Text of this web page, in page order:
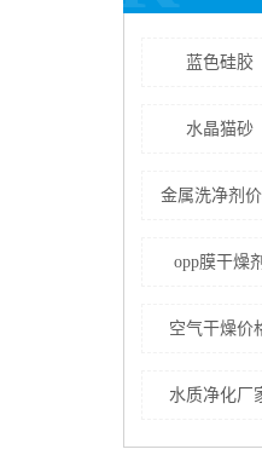
蓝色硅胶
水晶猫砂
金属洗净剂
opp膜干燥剂
空气干燥价
水质净化厂